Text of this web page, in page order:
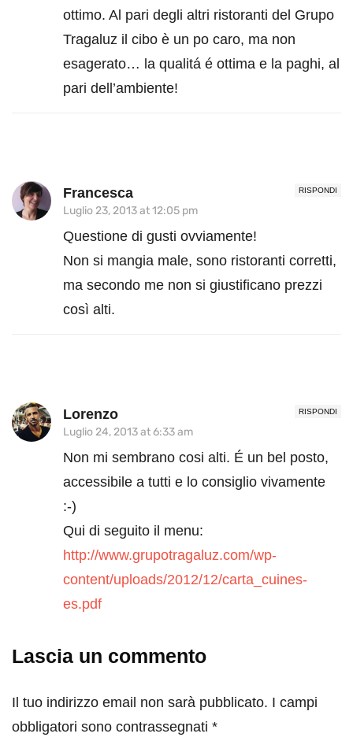
ottimo. Al pari degli altri ristoranti del Grupo
Tragaluz il cibo è un po caro, ma non
esagerato… la qualitá é ottima e la paghi, al
pari dell’ambiente!
RISPONDI
Francesca
Luglio 23, 2013 at 12:05 pm
Questione di gusti ovviamente!
Non si mangia male, sono ristoranti corretti,
ma secondo me non si giustificano prezzi
così alti.
RISPONDI
Lorenzo
Luglio 24, 2013 at 6:33 am
Non mi sembrano cosi alti. É un bel posto,
accessibile a tutti e lo consiglio vivamente
:-)
Qui di seguito il menu:
http://www.grupotragaluz.com/wp-
content/uploads/2012/12/carta_cuines-
es.pdf
Lascia un commento
Il tuo indirizzo email non sarà pubblicato. I campi
obbligatori sono contrassegnati *